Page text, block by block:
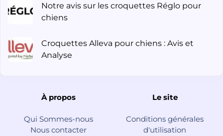
Notre avis sur les croquettes Réglo pour
chiens
Croquettes Alleva pour chiens : Avis et
Analyse
À propos
Qui Sommes-nous
Nous contacter
Le site
Conditions générales
d'utilisation